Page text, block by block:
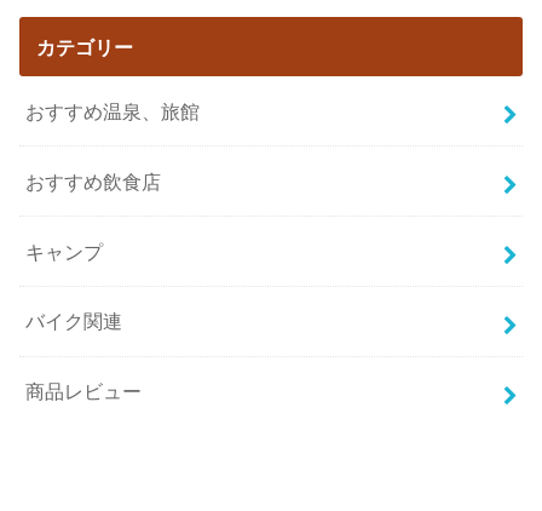
カテゴリー
おすすめ温泉、旅館
おすすめ飲食店
キャンプ
バイク関連
商品レビュー